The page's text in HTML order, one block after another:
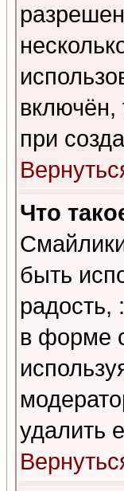
включён,
при
Что
быть
радость,
в форме
удалить